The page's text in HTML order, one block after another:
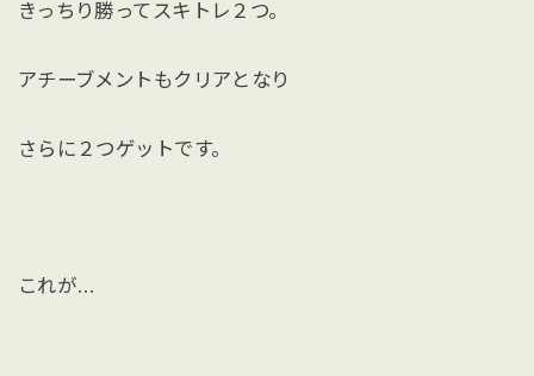
きっちり勝ってスキトレ２つ。
アチーブメントもクリアとなり
さらに２つゲットです。
これが…